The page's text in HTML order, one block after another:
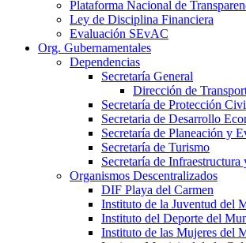
Plataforma Nacional de
Ley de Disciplina Financiera
Evaluación SEvAC
Org. Gubernamentales
Dependencias
Secretaría General
Dirección de
Secretaría de Protección
Secretaria de Desarrollo
Secretaría de Planeación y
Secretaría de Turismo
Secretaría de Infraestructura
Organismos Descentralizados
DIF Playa del Carmen
Instituto de la Juventud del
Instituto del Deporte del
Instituto de las Mujeres del